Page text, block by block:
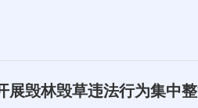
毁林毁草违法行为集中